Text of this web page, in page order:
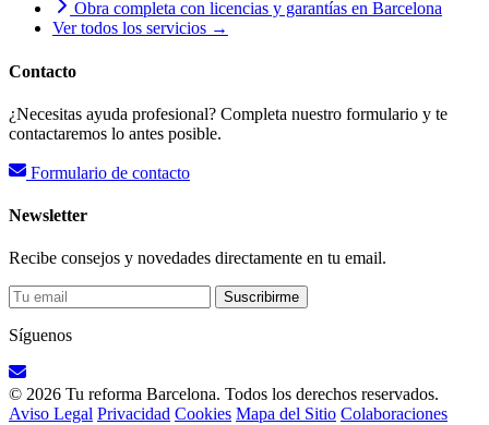
Obra completa con licencias y garantías en Barcelona
Ver todos los servicios →
Contacto
¿Necesitas ayuda profesional? Completa nuestro formulario y te
contactaremos lo antes posible.
Formulario de contacto
Newsletter
Recibe consejos y novedades directamente en tu email.
Suscribirme
Síguenos
© 2026 Tu reforma Barcelona. Todos los derechos reservados.
Aviso Legal Privacidad Cookies Mapa del Sitio Colaboraciones